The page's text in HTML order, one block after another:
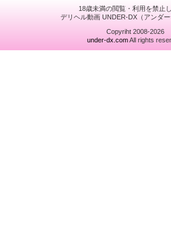
18歳未満の閲覧・利用を禁止し
デリヘル動画 UNDER-DX（アンダー
Copyriht 2008-2026
under-dx.comAll rights